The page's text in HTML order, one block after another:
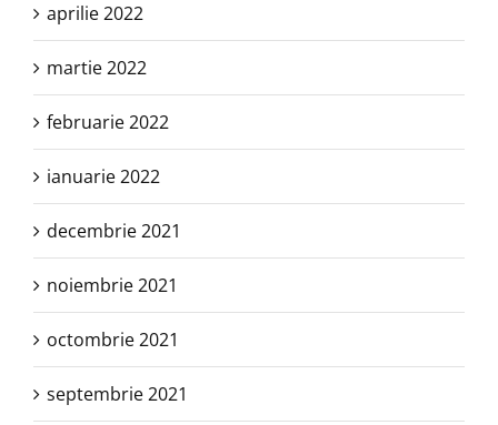
aprilie 2022
martie 2022
februarie 2022
ianuarie 2022
decembrie 2021
noiembrie 2021
octombrie 2021
septembrie 2021